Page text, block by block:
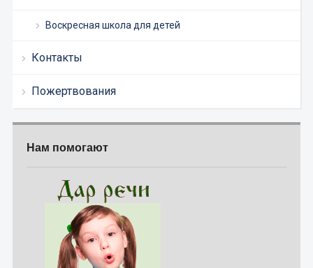
Воскресная школа для детей
Контакты
Пожертвования
Нам помогают